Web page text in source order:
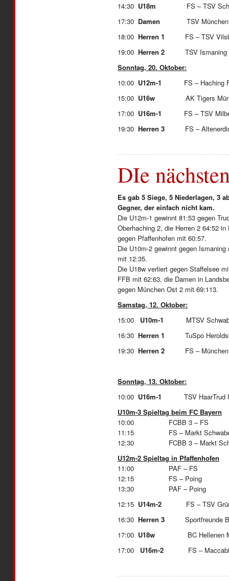
14:30 U18m
FS – TSV
17:30 Damen TSV
18:00 Herren 1
FS – TSV
19:00 Herren 2 TSV Ismaning
Sonntag, 20. Oktober:
10:00 U12m-1
FS –
15:00 U16w
AK Tigers
17:00 U16m-1
FS – TSV
19:30 Herren 3 FS –
DIe
Es gab 5 Siege, 5 Niederlagen, 3
Gegner, der einfach nicht kam.
Die U12m-1 gewinnt 81:53 gegen
Oberhaching 2, die Herren 2 64:52
gegen Pfaffenhofen mit 60:57.
Die U10m-2 gewinnt gegen
mit 12:35.
Die U18w verliert gegen Staffelsee
FFB mit 62:63, die Damen in
gegen München Ost 2 mit 69:113.
Samstag, 12. Oktober:
15:00
U10m-1
MTSV
16:30 Herren 1
TuSpo
19:30 Herren 2 FS –
Sonntag, 13. Oktober:
10:00 U16m-1
TSV HaarTrud
U10m-3 Spieltag beim FC Bayern
10:00 FCBB 3 – FS
11:15 FS – Markt
12:30 FCBB 3 – Markt
U12m-2 Spieltag in Pfaffenhofen
11:00 PAF – FS
12:15 FS – Poing
13:30 PAF – Poing
12:15 U14m-2 FS –
16:30 Herren 3 Sportfreunde
17:00 U18w
BC Hellenen
17:00 U16m-2 FS –